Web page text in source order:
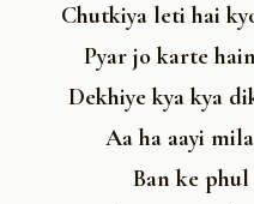
Chutkiya leti hai
Pyar jo karte
Dekhiye kya kya
Aa ha aayi
Ban ke